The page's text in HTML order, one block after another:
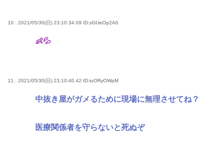
10 : 2021/05/30(日) 23:10:34.09 ID:sGUeOp2A0
👶💦
11 : 2021/05/30(日) 23:10:40.42 ID:iuORyOWpM
中抜き屋がガメるために現場に無理させてね？
医療関係者を守らないと死ぬぞ